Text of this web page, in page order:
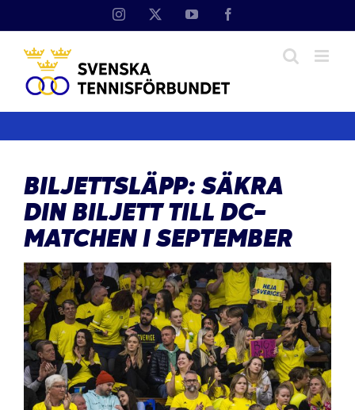
Instagram YouTube
BILJETTSLÄPP: SÄKRA
DIN BILJETT TILL DC-
MATCHEN I SEPTEMBER